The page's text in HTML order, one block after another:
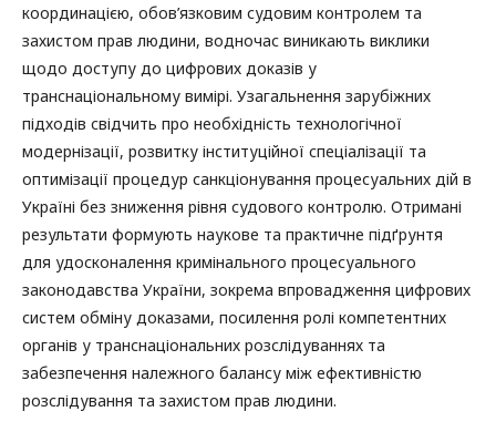
координацією, обов’язковим судовим контролем та
захистом прав людини, водночас виникають виклики
щодо доступу до цифрових доказів у
транснаціональному вимірі. Узагальнення зарубіжних
підходів свідчить про необхідність технологічної
модернізації, розвитку інституційної спеціалізації та
оптимізації процедур санкціонування процесуальних дій в
Україні без зниження рівня судового контролю. Отримані
результати формують наукове та практичне підґрунтя
для удосконалення кримінального процесуального
законодавства України, зокрема впровадження цифрових
систем обміну доказами, посилення ролі компетентних
органів у транснаціональних розслідуваннях та
забезпечення належного балансу між ефективністю
розслідування та захистом прав людини.